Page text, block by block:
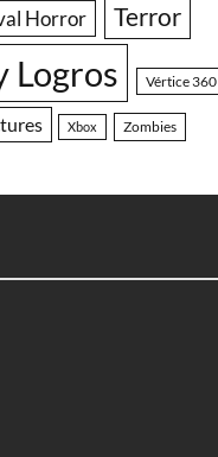
Horror Terror
Logros Vértice 360
Xbox Zombies